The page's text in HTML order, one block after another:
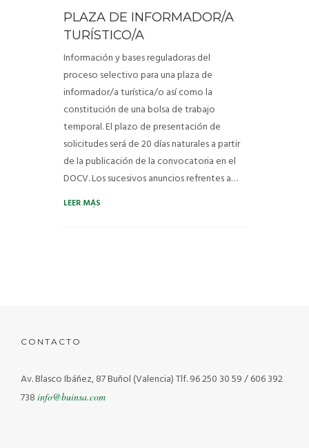
TURISMO
ESCUELA INFANTIL
La Escuela
NOVEDADES
TRANSPARENCIA
PLAZA DE INFORMADOR/A
TURÍSTICO/A
Información y bases reguladoras del
proceso selectivo para una plaza de
informador/a turística/o así como la
constitución de una bolsa de trabajo
temporal. El plazo de presentación de
solicitudes será de 20 días naturales a partir
de la publicación de la convocatoria en el
DOCV. Los sucesivos anuncios refrentes a…
LEER MÁS
CONTACTO
Av. Blasco Ibáñez, 87 Buñol (Valencia)Tlf. 96 250 30 59 / 606 392
738 info@buinsa.com